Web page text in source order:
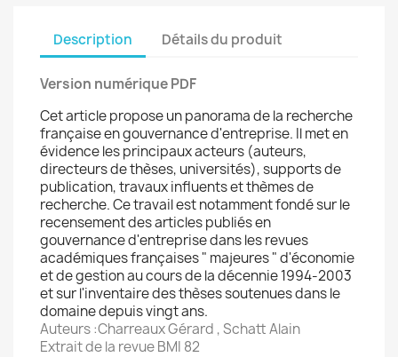
Description Détails du produit
Version numérique PDF
Cet article propose un panorama de la recherche
française en gouvernance d'entreprise. Il met en
évidence les principaux acteurs (auteurs,
directeurs de thèses, universités), supports de
publication, travaux influents et thèmes de
recherche. Ce travail est notamment fondé sur le
recensement des articles publiés en
gouvernance d'entreprise dans les revues
académiques françaises " majeures " d'économie
et de gestion au cours de la décennie 1994-2003
et sur l'inventaire des thèses soutenues dans le
domaine depuis vingt ans.
Auteurs :Charreaux Gérard , Schatt Alain
Extrait de la revue BMI 82